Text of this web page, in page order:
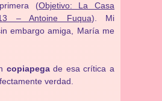
(Objetivo: La Casa
– Antoine Fuqua). Mi
embargo amiga, María me
copiapegade esa crítica a
verdad.